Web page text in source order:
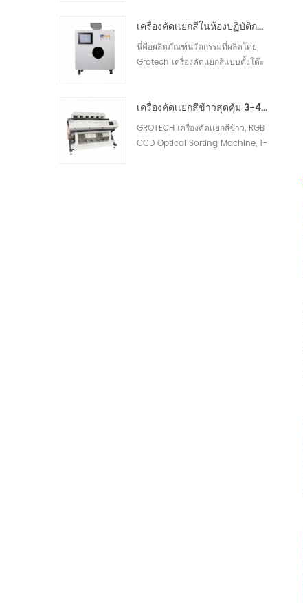
เครื่องโม่แป้งข้าวสาลีสำหรับทำความ
สะอาดก่อนการบรรจุ ช่วงความจุ
สามารถครอบคลุมได้ 5-30 โทนต่อ
เครื่องคัดเเยกสีในห้องปฏิบัติการความถี่สูง
นี่คือผลิตภัณฑ์นวัตกรรมที่ผลิตโดย
Grotech เครื่องคัดเเยกสีแบบตั้งโต๊ะ
โรงงาน ร้านกาแฟ หรือสถานที่ผลิต
กาแฟ ห้องปฏิบัติการประเภทอื่นๆ30
เครื่องคัดเเยกสีข้าวสุดคุ้ม 3-4 T/H
GROTECH เครื่องคัดเเยกสีข้าว, RGB
CCD Optical Sorting Machine, 1-